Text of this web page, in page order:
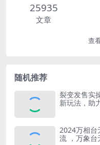
25935
文章
查
随机推荐
裂变发售实
新玩法，助
2024万相台
流 ，万象台